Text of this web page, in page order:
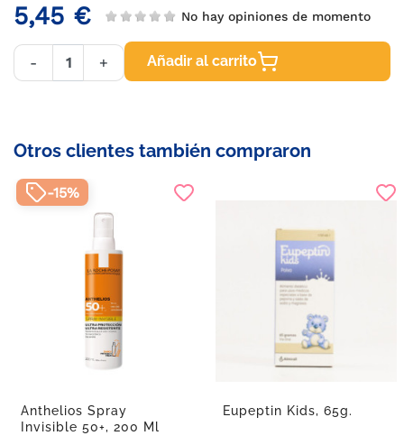
5,45 € No hay opiniones de momento
- + Añadir al carrito
Otros clientes también compraron
Anthelios Spray
Invisible 50+, 200 Ml
-15%
Eupeptin Kids, 65g.